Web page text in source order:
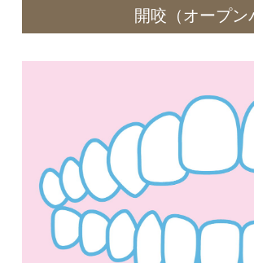
開咬（オープン